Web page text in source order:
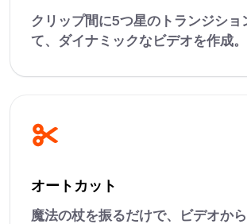
クリップ間に5つ星のトランジショ
て、ダイナミックなビデオを作成。
オートカット
魔法の杖を振るだけで、ビデオか